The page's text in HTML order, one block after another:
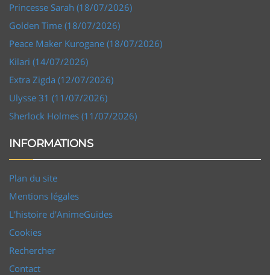
Princesse Sarah (18/07/2026)
Golden Time (18/07/2026)
Peace Maker Kurogane (18/07/2026)
Kilari (14/07/2026)
Extra Zigda (12/07/2026)
Ulysse 31 (11/07/2026)
Sherlock Holmes (11/07/2026)
INFORMATIONS
Plan du site
Mentions légales
L'histoire d'AnimeGuides
Cookies
Rechercher
Contact